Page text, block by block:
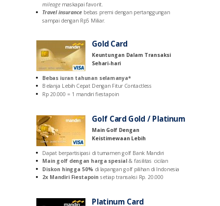
mileagemaskapai favorit.
Travel insurance bebas premi dengan pertanggungan
sampai dengan Rp5 Miliar.
Gold Card
Keuntungan Dalam Transaksi
Sehari-hari
Bebas iuran tahunan selamanya*
Belanja Lebih Cepat Dengan Fitur Contactless
Rp 20.000 = 1 mandiri fiestapoin
Golf Card Gold / Platinum
Main Golf Dengan
Keistimewaan Lebih
Dapat berpartisipasi di turnamen golf Bank Mandiri
Main golf dengan harga spesial& fasilitas cicilan
Diskon hingga 50% di lapangan golf pilihan di Indonesia
2x Mandiri Fiestapoin setiap transaksi Rp. 20.000
Platinum Card